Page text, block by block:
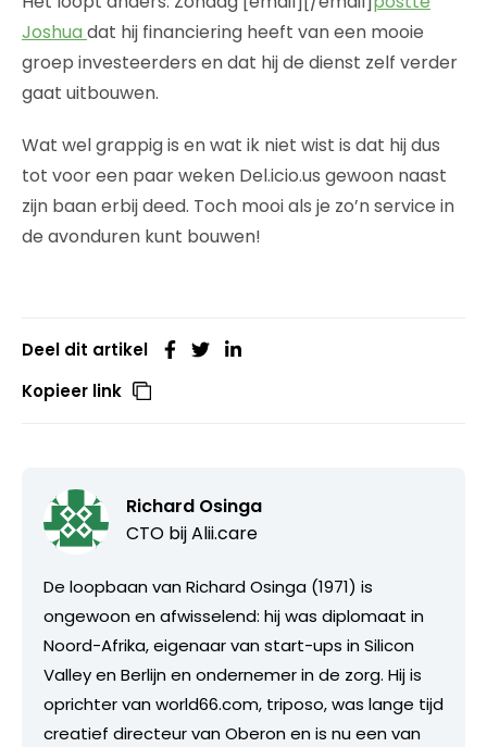
Joshua dat hij financiering heeft van een mooie
groep investeerders en dat hij de dienst zelf verder
gaat uitbouwen.
Wat wel grappig is en wat ik niet wist is dat hij dus
tot voor een paar weken Del.icio.us gewoon naast
zijn baan erbij deed. Toch mooi als je zo’n service in
de avonduren kunt bouwen!
Deel dit artikel
Kopieer link
Richard Osinga
CTO bijAlii.care
De loopbaan van Richard Osinga (1971) is
ongewoon en afwisselend: hij was diplomaat in
Noord-Afrika, eigenaar van start-ups in Silicon
Valley en Berlijn en ondernemer in de zorg. Hij is
oprichter van world66.com, triposo, was lange tijd
creatief directeur van Oberon en is nu een van